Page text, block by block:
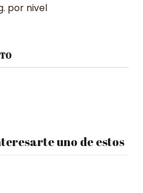
por nivel
uno de estos